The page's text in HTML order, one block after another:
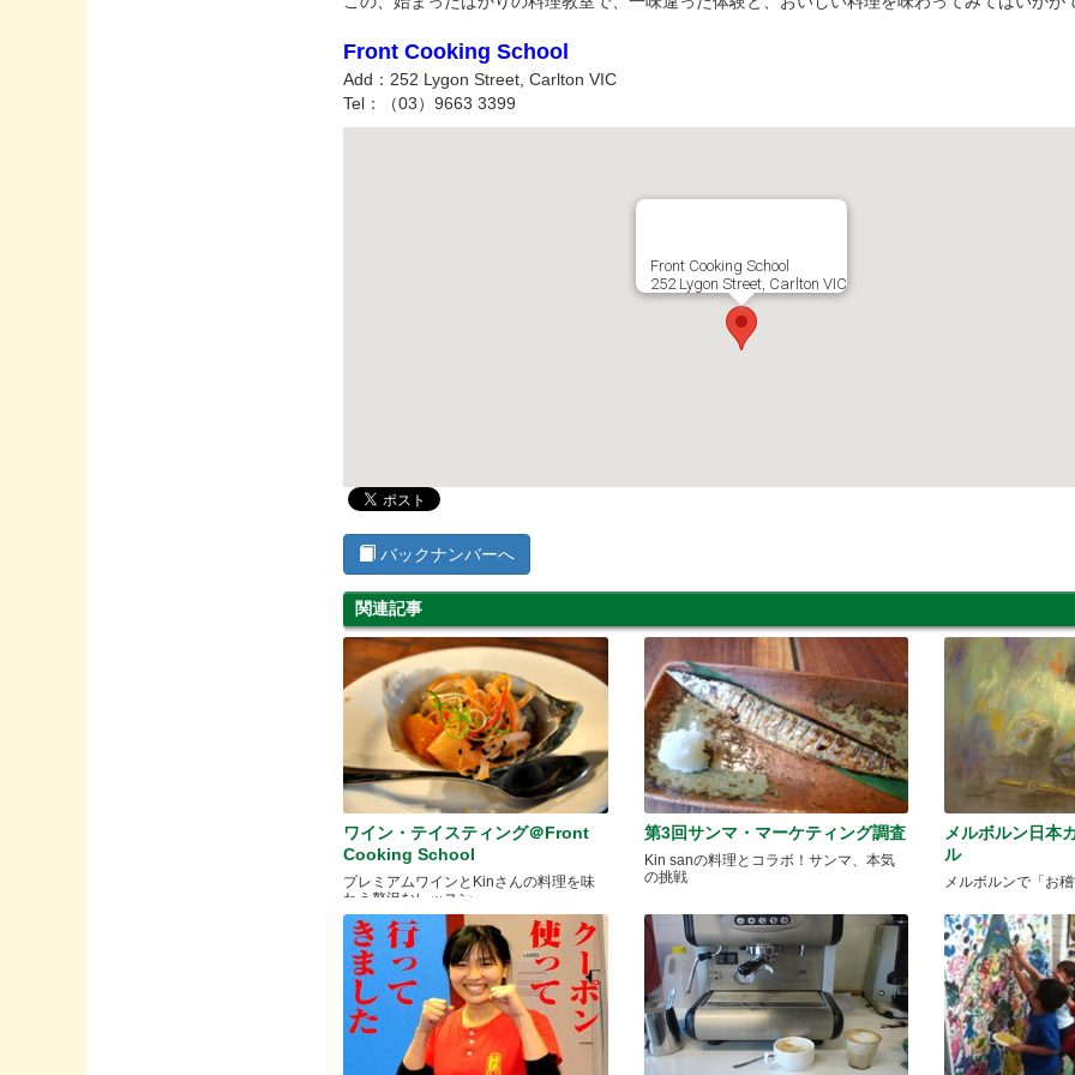
Front Cooking School
Add：252 Lygon Street, Carlton VIC
Tel：（03）9663 3399
Front Cooking School
252 Lygon Street, Carlton VIC
バックナンバーへ
関連記事
ワイン・テイスティング＠Front
Cooking School
プレミアムワインとKinさんの料理を味
わう贅沢なレッスン
第3回サンマ・マーケティング調査
Kin sanの料理とコラボ！サンマ、本気
の挑戦
メルボルン日本
ル
メルボルンで「お